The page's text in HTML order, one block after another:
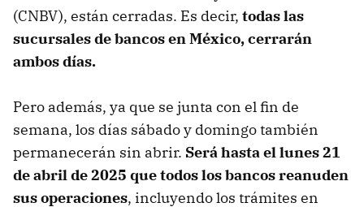
(CNBV), están cerradas. Es decir, todas las
sucursales de bancos en México, cerrarán
ambos días.
Pero además, ya que se junta con el fin de
semana, los días sábado y domingo también
permanecerán sin abrir. Será hasta el lunes 21
de abril de 2025 que todos los bancos reanuden
sus operaciones, incluyendo los trámites en